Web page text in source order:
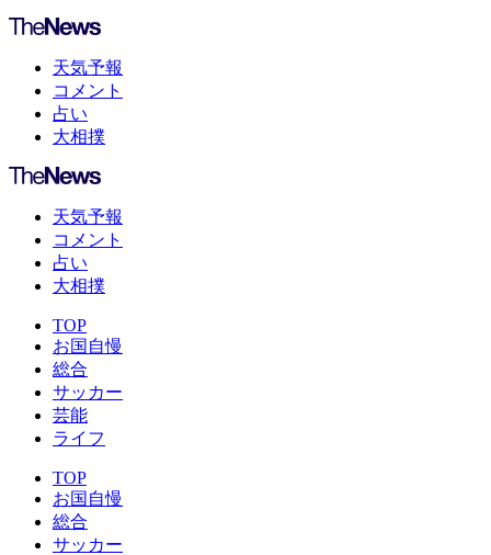
天気予報
コメント
占い
大相撲
天気予報
コメント
占い
大相撲
TOP
お国自慢
総合
サッカー
芸能
ライフ
TOP
お国自慢
総合
サッカー